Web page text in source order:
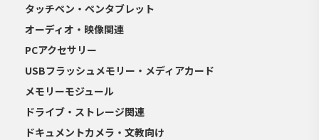
タッチペン・ペンタブレット
オーディオ・映像関連
PCアクセサリー
USBフラッシュメモリー・メディアカード
メモリーモジュール
ドライブ・ストレージ関連
ドキュメントカメラ・文教向け